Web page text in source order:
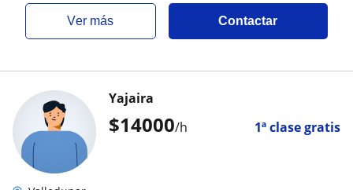
ver más Contactar
$14000/h 1ª clase gratis
Yajaira